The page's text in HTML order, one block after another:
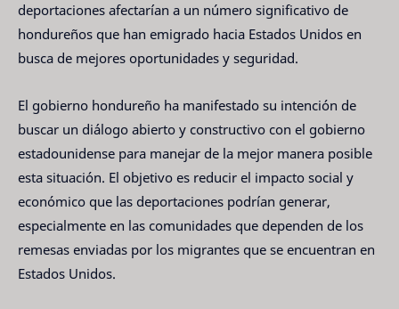
deportaciones afectarían a un número significativo de
hondureños que han emigrado hacia Estados Unidos en
busca de mejores oportunidades y seguridad.
El gobierno hondureño ha manifestado su intención de
buscar un diálogo abierto y constructivo con el gobierno
estadounidense para manejar de la mejor manera posible
esta situación. El objetivo es reducir el impacto social y
económico que las deportaciones podrían generar,
especialmente en las comunidades que dependen de los
remesas enviadas por los migrantes que se encuentran en
Estados Unidos.